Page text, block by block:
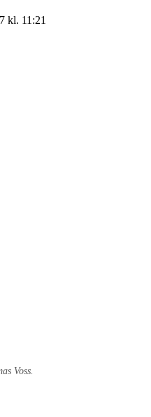
kl. 11:21
Voss.